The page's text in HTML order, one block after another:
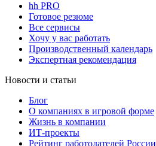
hh PRO
Готовое резюме
Все сервисы
Хочу у вас работать
Производственный календарь
Экспертная рекомендация
Новости и статьи
Блог
О компаниях в игровой форме
Жизнь в компании
ИТ-проекты
Рейтинг работодателей России